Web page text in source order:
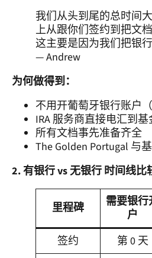
我们从头到尾的总时间
上从跟你们签约到把文
这主要是因为我们把银
— Andrew
为何做得到：
不用开葡萄牙银行账户（
IRA 服务商直接电汇到基
所有文档事先准备齐全
The Golden Portugal 与
2. 有银行 vs 无银行 时间线比
里程碑
需要银行
户
签约
第 0 天